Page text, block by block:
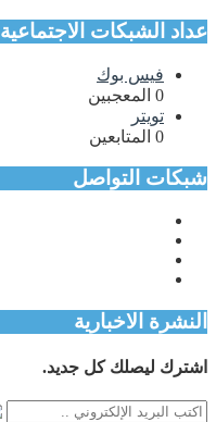
عداد الشبكات الاجتماعية
فيس بوك
0 المعجبين
تويتر
0 المتابعين
شبكات التواصل
النشرة الاخبارية
اشترك ليصلك كل جديد.